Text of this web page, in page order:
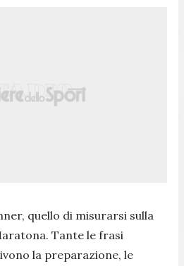
quello di misurarsi sulla
Tante le frasi
la preparazione, le